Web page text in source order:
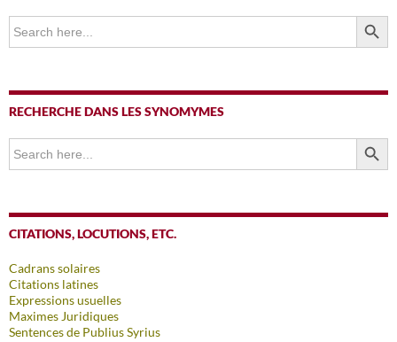
Search
for:
SEARCH
RECHERCHE DANS LES SYNOMYMES
Search
for:
SEARCH
CITATIONS, LOCUTIONS, ETC.
Cadrans solaires
Citations latines
Expressions usuelles
Maximes Juridiques
Sentences de Publius Syrius